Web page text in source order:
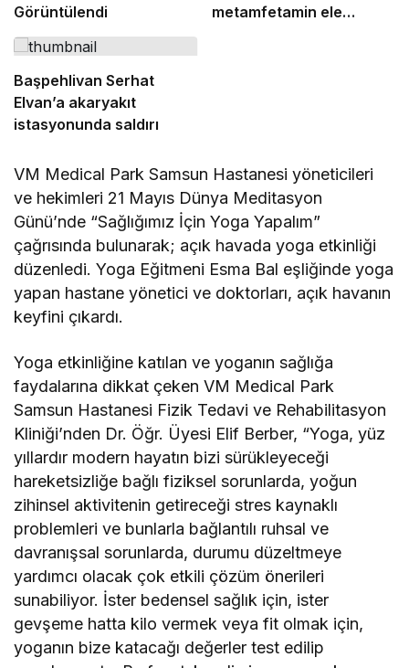
Görüntülendi
metamfetamin ele
Başpehlivan Serhat
Elvan’a akaryakıt
istasyonunda saldırı
VM Medical Park Samsun Hastanesi yöneticileri
ve hekimleri 21 Mayıs Dünya Meditasyon
Günü’nde “Sağlığımız İçin Yoga Yapalım”
çağrısında bulunarak; açık havada yoga etkinliği
düzenledi. Yoga Eğitmeni Esma Bal eşliğinde yoga
yapan hastane yönetici ve doktorları, açık havanın
keyfini çıkardı.
Yoga etkinliğine katılan ve yoganın sağlığa
faydalarına dikkat çeken VM Medical Park
Samsun Hastanesi Fizik Tedavi ve Rehabilitasyon
Kliniği’nden Dr. Öğr. Üyesi Elif Berber, “Yoga, yüz
yıllardır modern hayatın bizi sürükleyeceği
hareketsizliğe bağlı fiziksel sorunlarda, yoğun
zihinsel aktivitenin getireceği stres kaynaklı
problemleri ve bunlarla bağlantılı ruhsal ve
davranışsal sorunlarda, durumu düzeltmeye
yardımcı olacak çok etkili çözüm önerileri
sunabiliyor. İster bedensel sağlık için, ister
gevşeme hatta kilo vermek veya fit olmak için,
yoganın bize katacağı değerler test edilip